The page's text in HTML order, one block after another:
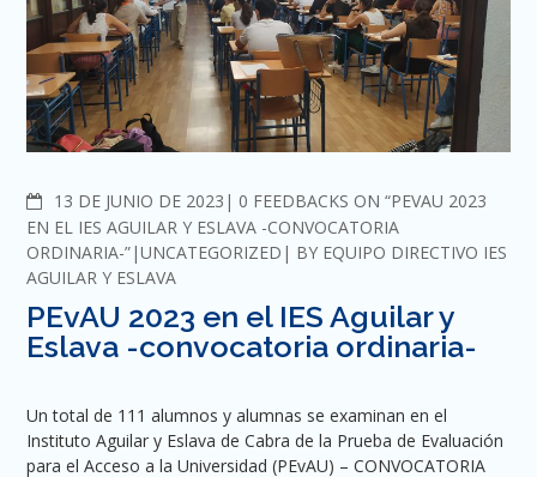
13 DE JUNIO DE 2023 COMMENTS
0 FEEDBACKS ON “PEVAU 2023
EN EL IES AGUILAR Y ESLAVA -CONVOCATORIA
ORDINARIA-” UNCATEGORIZED BY EQUIPO DIRECTIVO IES
AGUILAR Y ESLAVA
PEvAU 2023 en el IES Aguilar y
Eslava -convocatoria ordinaria-
Un total de 111 alumnos y alumnas se examinan en el
Instituto Aguilar y Eslava de Cabra de la Prueba de Evaluación
para el Acceso a la Universidad (PEvAU) – CONVOCATORIA